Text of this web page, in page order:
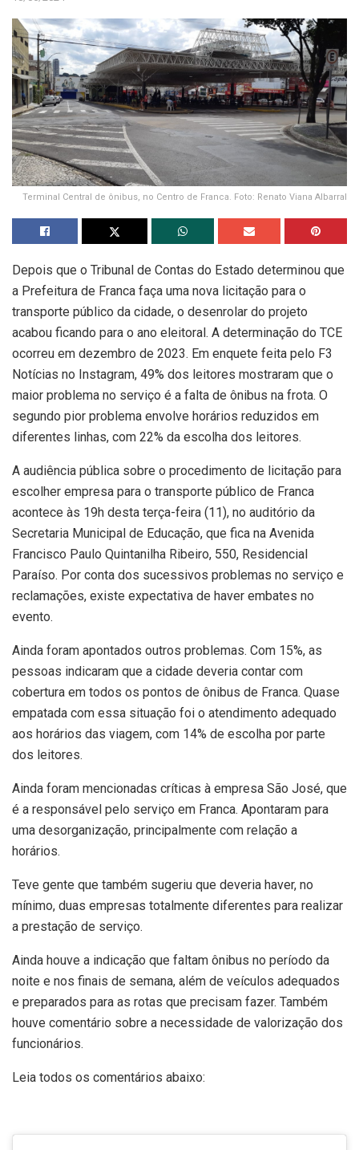
Terminal Central de ônibus, no Centro de Franca. Foto: Renato Viana Albarral
Depois que o Tribunal de Contas do Estado determinou que
a Prefeitura de Franca faça uma nova licitação para o
transporte público da cidade, o desenrolar do projeto
acabou ficando para o ano eleitoral. A determinação do TCE
ocorreu em dezembro de 2023. Em enquete feita pelo F3
Notícias no Instagram, 49% dos leitores mostraram que o
maior problema no serviço é a falta de ônibus na frota. O
segundo pior problema envolve horários reduzidos em
diferentes linhas, com 22% da escolha dos leitores.
A audiência pública sobre o procedimento de licitação para
escolher empresa para o transporte público de Franca
acontece às 19h desta terça-feira (11), no auditório da
Secretaria Municipal de Educação, que fica na Avenida
Francisco Paulo Quintanilha Ribeiro, 550, Residencial
Paraíso. Por conta dos sucessivos problemas no serviço e
reclamações, existe expectativa de haver embates no
evento.
Ainda foram apontados outros problemas. Com 15%, as
pessoas indicaram que a cidade deveria contar com
cobertura em todos os pontos de ônibus de Franca. Quase
empatada com essa situação foi o atendimento adequado
aos horários das viagem, com 14% de escolha por parte
dos leitores.
Ainda foram mencionadas críticas à empresa São José, que
é a responsável pelo serviço em Franca. Apontaram para
uma desorganização, principalmente com relação a
horários.
Teve gente que também sugeriu que deveria haver, no
mínimo, duas empresas totalmente diferentes para realizar
a prestação de serviço.
Ainda houve a indicação que faltam ônibus no período da
noite e nos finais de semana, além de veículos adequados
e preparados para as rotas que precisam fazer. Também
houve comentário sobre a necessidade de valorização dos
funcionários.
Leia todos os comentários abaixo: